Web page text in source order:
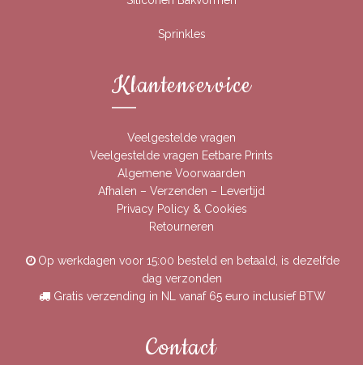
Sprinkles
Klantenservice
Veelgestelde vragen
Veelgestelde vragen Eetbare Prints
Algemene Voorwaarden
Afhalen – Verzenden – Levertijd
Privacy Policy & Cookies
Retourneren
Op werkdagen voor 15:00 besteld en betaald, is dezelfde
dag verzonden
Gratis verzending in NL vanaf 65 euro inclusief BTW
Contact